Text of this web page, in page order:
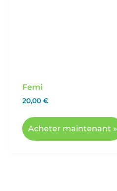
Femi
20,00 €
Acheter maintenant »